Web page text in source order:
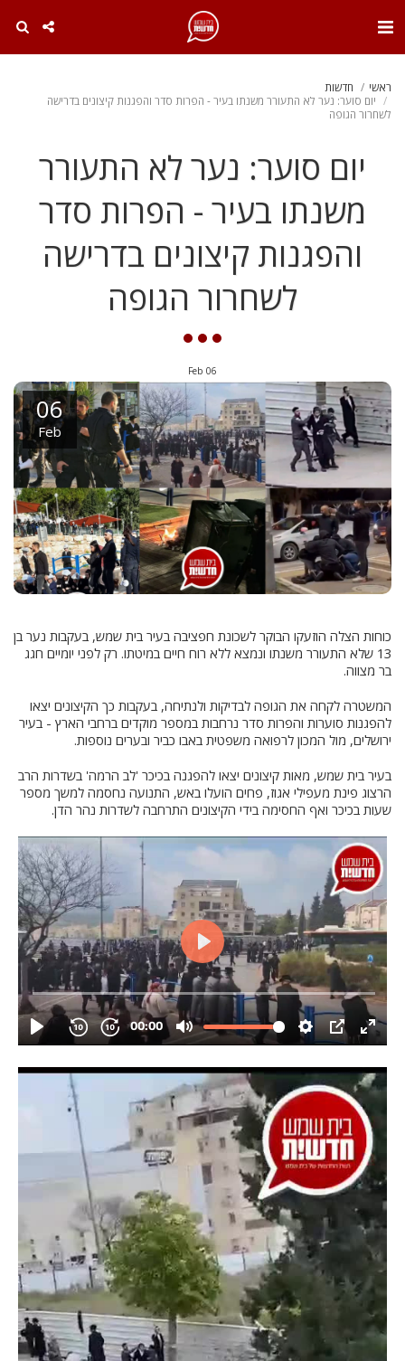
ראשי
חדשות
יום סוער: נער לא התעורר משנתו בעיר - הפרות סדר והפגנות קיצונים בדרישה
לשחרור הגופה
יום סוער: נער לא התעורר
משנתו בעיר - הפרות סדר
והפגנות קיצונים בדרישה
לשחרור הגופה
06
Feb
06
Feb
כוחות הצלה הוזעקו הבוקר לשכונת חפציבה בעיר בית שמש, בעקבות נער בן
13 שלא התעורר משנתו ונמצא ללא רוח חיים במיטתו. רק לפני יומיים חגג
בר מצווה.
המשטרה לקחה את הגופה לבדיקות ולנתיחה, בעקבות כך הקיצונים יצאו
להפגנות סוערות והפרות סדר נרחבות במספר מוקדים ברחבי הארץ - בעיר
ירושלים, מול המכון לרפואה משפטית באבו כביר ובערים נוספות.
בעיר בית שמש, מאות קיצונים יצאו להפגנה בכיכר 'לב הרמה' בשדרות הרב
הרצוג פינת מעפילי אגוז, פחים הועלו באש, התנועה נחסמה למשך מספר
שעות בכיכר ואף החסימה בידי הקיצונים התרחבה לשדרות נהר הדן.